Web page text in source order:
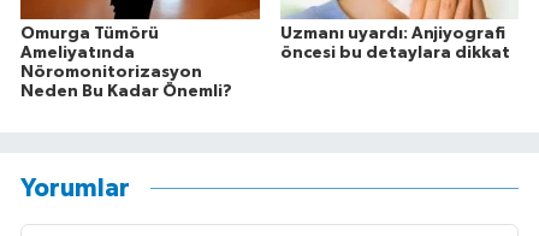
Omurga Tümörü
Ameliyatında
Nöromonitorizasyon
Neden Bu Kadar Önemli?
Uzmanı uyardı: Anjiyografi
öncesi bu detaylara dikkat
Yorumlar